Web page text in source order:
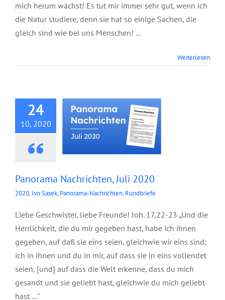
mich herum wächst! Es tut mir immer sehr gut, wenn ich
die Natur studiere, denn sie hat so einige Sachen, die
gleich sind wie bei uns Menschen! …
Weiterlesen
24
10, 2020
Panorama Nachrichten, Juli 2020
2020, Ivo Sasek, Panorama-Nachrichten, Rundbriefe
Liebe Geschwister, liebe Freunde! Joh. 17,22-23 „Und die
Herrlichkeit, die du mir gegeben hast, habe ich ihnen
gegeben, auf daß sie eins seien, gleichwie wir eins sind;
ich in ihnen und du in mir, auf dass sie in eins vollendet
seien, [und] auf dass die Welt erkenne, dass du mich
gesandt und sie geliebt hast, gleichwie du mich geliebt
hast …"